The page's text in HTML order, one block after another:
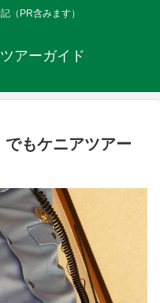
（PR含みます）
アーガイド
もケニアツアー